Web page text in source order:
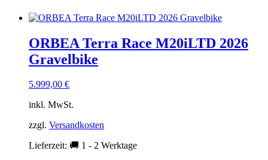
ORBEA Terra Race M20iLTD 2026
Gravelbike
5.999,00 €
inkl. MwSt.
zzgl. Versandkosten
Lieferzeit: 🚚 1 - 2 Werktage